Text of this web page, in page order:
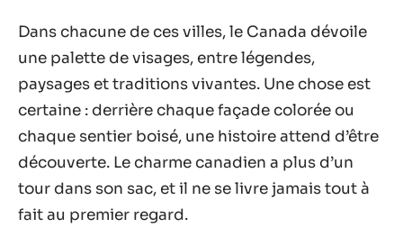
Dans chacune de ces villes, le Canada dévoile
une palette de visages, entre légendes,
paysages et traditions vivantes. Une chose est
certaine : derrière chaque façade colorée ou
chaque sentier boisé, une histoire attend d’être
découverte. Le charme canadien a plus d’un
tour dans son sac, et il ne se livre jamais tout à
fait au premier regard.